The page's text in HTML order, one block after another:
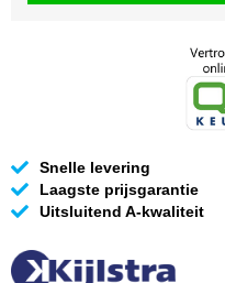
Snelle levering
Laagste prijsgarantie
Uitsluitend A-kwaliteit